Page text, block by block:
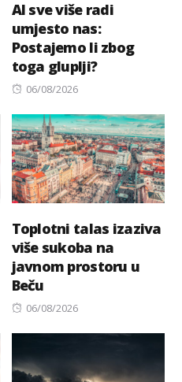
AI sve više radi
umjesto nas:
Postajemo li zbog
toga gluplji?
Posted
06/08/2026
Toplotni talas izaziva
više sukoba na
javnom prostoru u
Beču
Posted
06/08/2026